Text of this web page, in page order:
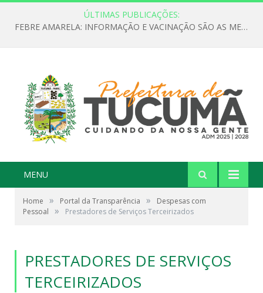
ÚLTIMAS PUBLICAÇÕES:
FEBRE AMARELA: INFORMAÇÃO E VACINAÇÃO SÃO AS MELHORES FORMAS DE PREVENÇÃO
MENU
Home » Portal da Transparência »
Despesas com
Pessoal
» Prestadores de Serviços Terceirizados
PRESTADORES DE SERVIÇOS
TERCEIRIZADOS